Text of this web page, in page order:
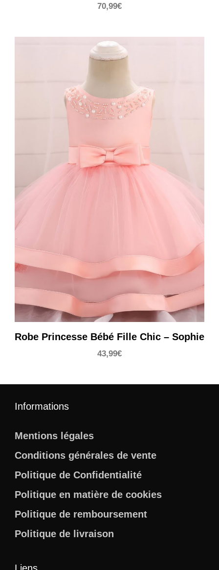
70,99€
Robe Princesse Bébé Fille Chic – Sophie
43,99€
Informations
Mentions légales
Conditions générales de vente
Politique de Confidentialité
Politique en matière de cookies
Politique de remboursement
Politique de livraison